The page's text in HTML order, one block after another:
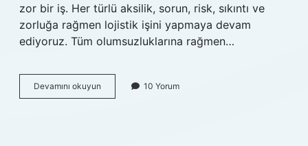
zor bir iş. Her türlü aksilik, sorun, risk, sıkıntı ve
zorluğa rağmen lojistik işini yapmaya devam
ediyoruz. Tüm olumsuzluklarına rağmen…
Devamını okuyun
Bölümünde
10 Yorum